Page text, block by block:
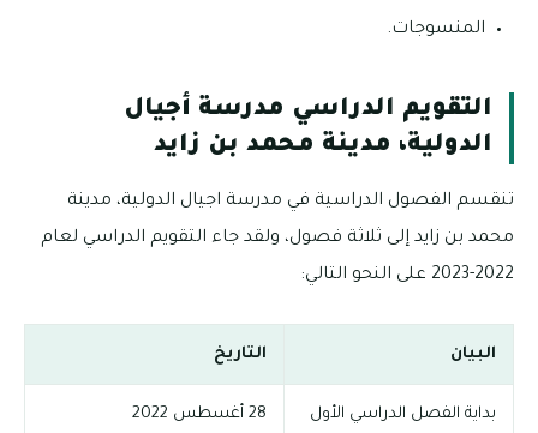
المنسوجات.
التقويم الدراسي مدرسة أجيال
الدولية، مدينة محمد بن زايد
تنقسم الفصول الدراسية في مدرسة اجيال الدولية، مدينة
محمد بن زايد إلى ثلاثة فصول، ولقد جاء التقويم الدراسي لعام
2022-2023 على النحو التالي:
البيان التاريخ
بداية الفصل الدراسي الأول 28 أغسطس 2022